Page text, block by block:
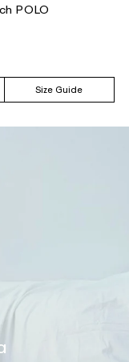
POLO
Size Guide